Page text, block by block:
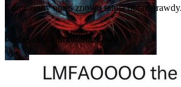
Community notes znowu ratują obraz prawdy.
#heheszki #humorobrazkowy